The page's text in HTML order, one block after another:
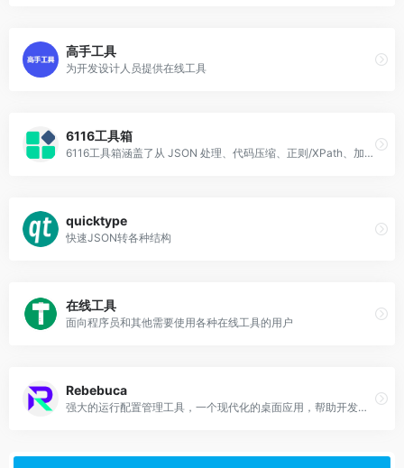
高手工具
为开发设计人员提供在线工具
6116工具箱
6116工具箱涵盖了从 JSON 处理、代码压缩、正则/XPath、加解密、字符转换、文本处理、网络运维工具到常用计算器等多达数十类、上百个实用在线工具
quicktype
快速JSON转各种结构
在线工具
面向程序员和其他需要使用各种在线工具的用户
Rebebuca
强大的运行配置管理工具，一个现代化的桌面应用，帮助开发者快速管理和执行各种命令与脚本。支持工作目录、环境变量等高级配置，实时查看命令输出。